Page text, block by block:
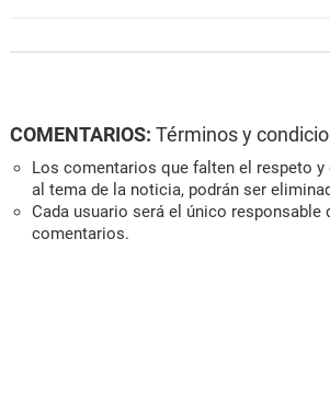
COMENTARIOS: Términos y
Los comentarios que falten el respeto y
al tema de la noticia, podrán ser
Cada usuario será el único responsable
comentarios.